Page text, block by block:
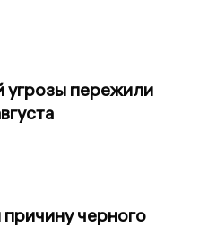
угрозы пережили
причину черного